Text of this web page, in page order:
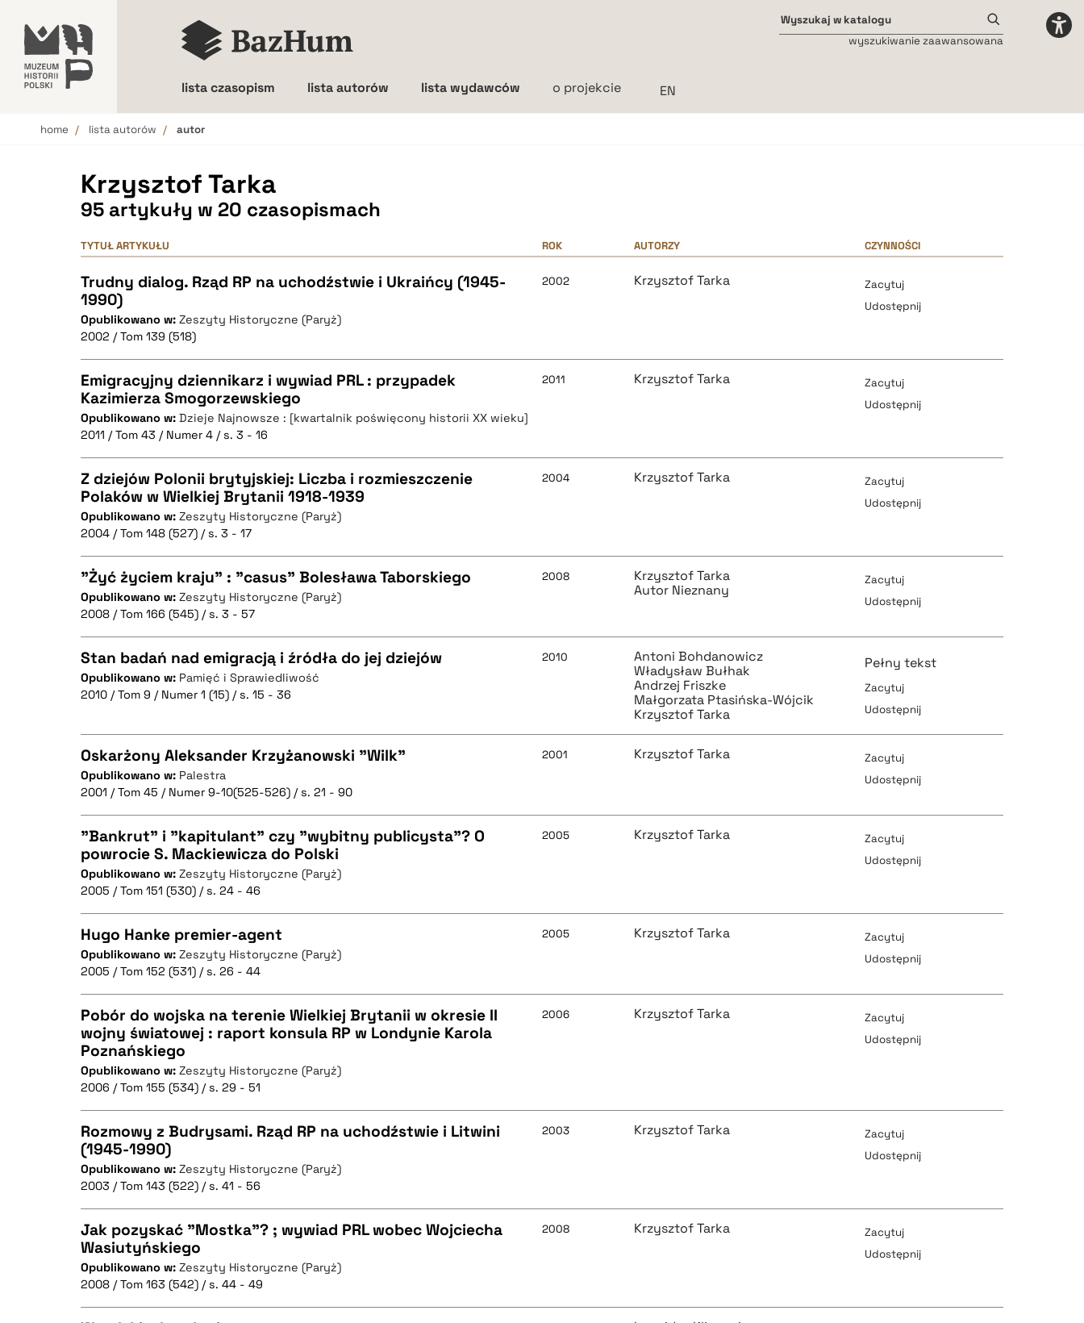
lista czasopism lista autorów lista wydawców o projekcie
wyszukiwanie zaawansowana
home lista autorów autor
Krzysztof Tarka
95 artykuły w 20 czasopismach
TYTUŁ ARTYKUŁU ROK AUTORZY CZYNNOŚCI
Trudny dialog. Rząd RP na uchodźstwie i Ukraińcy (1945-
1990)
Opublikowano w: Zeszyty Historyczne (Paryż)
2002 / Tom 139 (518)
2002 Krzysztof Tarka
Zacytuj
Udostępnij
CZYSTY TEKST
pobierz cytat
BIBTEX
Emigracyjny dziennikarz i wywiad PRL : przypadek
Kazimierza Smogorzewskiego
Opublikowano w: Dzieje Najnowsze : [kwartalnik poświęcony historii XX wieku]
2011 / Tom 43 / Numer 4 / s. 3 - 16
2011 Krzysztof Tarka
Zacytuj
Udostępnij
CZYSTY TEKST
pobierz cytat
BIBTEX
pobierz cytat
Z dziejów Polonii brytyjskiej: Liczba i rozmieszczenie
Polaków w Wielkiej Brytanii 1918-1939
Opublikowano w: Zeszyty Historyczne (Paryż)
2004 / Tom 148 (527) / s. 3 - 17
2004 Krzysztof Tarka
Zacytuj
Udostępnij
CZYSTY TEKST
BIBTEX
pobierz cytat
"Żyć życiem kraju" : "casus" Bolesława Taborskiego
Opublikowano w: Zeszyty Historyczne (Paryż)
2008 / Tom 166 (545) / s. 3 - 57
2008
Krzysztof Tarka
Autor Nieznany
Zacytuj
Udostępnij
CZYSTY TEKST
pobierz cytat
BIBTEX
pobierz cytat
Stan badań nad emigracją i źródła do jej dziejów
Opublikowano w: Pamięć i Sprawiedliwość
2010 / Tom 9 / Numer 1 (15) / s. 15 - 36
2010
Antoni Bohdanowicz
Władysław Bułhak
Andrzej Friszke
Małgorzata Ptasińska-Wójcik
Krzysztof Tarka
Pełny tekst
Zacytuj
Udostępnij
CZYSTY TEKST
pobierz cytat
BIBTEX
pobierz cytat
Oskarżony Aleksander Krzyżanowski "Wilk"
Opublikowano w: Palestra
2001 / Tom 45 / Numer 9-10(525-526) / s. 21 - 90
2001 Krzysztof Tarka
Zacytuj
Udostępnij
CZYSTY TEKST
pobierz cytat
BIBTEX
pobierz cytat
"Bankrut" i "kapitulant" czy "wybitny publicysta"? O
powrocie S. Mackiewicza do Polski
Opublikowano w: Zeszyty Historyczne (Paryż)
2005 / Tom 151 (530) / s. 24 - 46
2005 Krzysztof Tarka
Zacytuj
Udostępnij
CZYSTY TEKST
pobierz cytat
BIBTEX
Hugo Hanke premier-agent
Opublikowano w: Zeszyty Historyczne (Paryż)
2005 / Tom 152 (531) / s. 26 - 44
2005 Krzysztof Tarka
Zacytuj
Udostępnij
CZYSTY TEKST
BIBTEX
Pobór do wojska na terenie Wielkiej Brytanii w okresie II
wojny światowej : raport konsula RP w Londynie Karola
Poznańskiego
Opublikowano w: Zeszyty Historyczne (Paryż)
2006 / Tom 155 (534) / s. 29 - 51
2006 Krzysztof Tarka
Zacytuj
Udostępnij
CZYSTY TEKST
pobierz cytat
BIBTEX
Rozmowy z Budrysami. Rząd RP na uchodźstwie i Litwini
(1945-1990)
Opublikowano w: Zeszyty Historyczne (Paryż)
2003 / Tom 143 (522) / s. 41 - 56
2003 Krzysztof Tarka
Zacytuj
Udostępnij
CZYSTY TEKST
pobierz cytat
Jak pozyskać "Mostka"? ; wywiad PRL wobec Wojciecha
Wasiutyńskiego
Opublikowano w: Zeszyty Historyczne (Paryż)
2008 / Tom 163 (542) / s. 44 - 49
2008 Krzysztof Tarka
Zacytuj
Udostępnij